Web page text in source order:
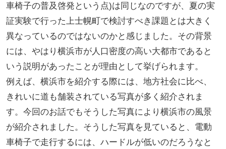
車椅子の普及啓発という点)は同じなのですが、夏の実
証実験で行った上士幌町で検討すべき課題とは大きく
異なっているのではないのかと感じました。その背景
には、やはり横浜市が人口密度の高い大都市であると
いう説明があったことが理由として挙げられます。
例えば、横浜市を紹介する際には、地方社会に比べ、
きれいに道も舗装されている写真が多く紹介されま
す。今回のお話でもそうした写真により横浜市の風景
が紹介されました。そうした写真を見ていると、電動
車椅子で走行するには、ハードルが低いのだろうなと